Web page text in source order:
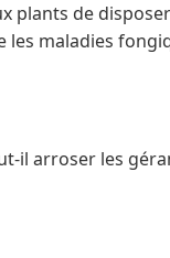
plants de
les maladies
il arroser les